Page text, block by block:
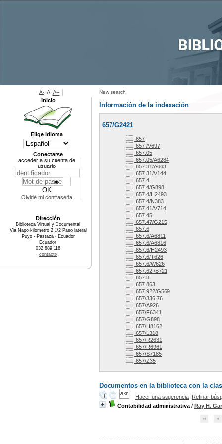
New search
Información de la indexación
657/G2421
657
657 /V697
657.05
657.05/A6284
657.31/A663
657.31/V144
657.4
657.4/G898
657.4/H2493
657.4/N383
657.41/V714
657.45
657.47/G215
657.6
657.6/A6811
657.6/A6816
657.6/H2493
657.6/T626
657.6/W626
657.62 /B721
657.8
657.863
657.922/G569
657/336.76
657/A926
657/F6341
657/G898
657/H8162
657/L318
657/R2631
657/R6961
657/S7185
657/Z35
Documentos en la biblioteca con la
Hacer una sugerencia Refinar
Contabilidad administrativa / Ray H.
A- A A+
Inicio
Elige idioma
Conectarse
acceder a su cuenta de
usuario
Olvidé mi contraseña
Dirección
Biblioteca Virtual y Documental
Via Napo kilometro 2 1/2 Paso lateral
Puyo - Pastaza - Ecuador
Ecuador
032 889 118
contacto